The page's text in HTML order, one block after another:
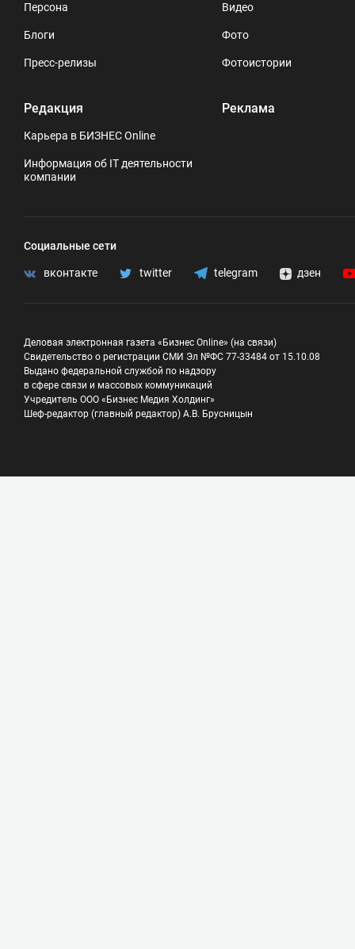
Персона
Блоги
Пресс-релизы
Редакция
Карьера в БИЗНЕС Online
Информация об IT деятельности
компании
Видео
Фото
Фотоистории
Реклама
Социальные сети
вконтакте twitter telegram дзен
Деловая электронная газета «Бизнес Online» (на связи)
Свидетельство о регистрации СМИ Эл №ФС 77-33484 от 15.10.08
Выдано федеральной службой по надзору
в сфере связи и массовых коммуникаций
Учредитель ООО «Бизнес Медия Холдинг»
Шеф-редактор (главный редактор) А.В. Брусницын